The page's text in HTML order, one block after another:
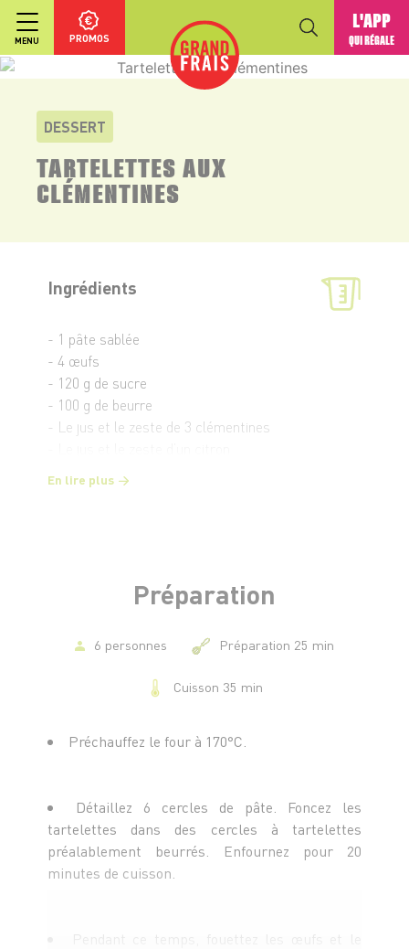
MENU PROMOS
L'APP
QUI RÉGALE
DESSERT
TARTELETTES AUX
CLÉMENTINES
Ingrédients
- 1 pâte sablée
- 4 œufs
- 120 g de sucre
- 100 g de beurre
- Le jus et le zeste de 3 clémentines
Pour la meringue
En lire plus
Préparation
6 personnes Préparation 25 min
Cuisson 35 min
Préchauffez le four à 170°C.
Détaillez 6 cercles de pâte. Foncez les
tartelettes dans des cercles à tartelettes
préalablement beurrés. Enfournez pour 20
minutes de cuisson.